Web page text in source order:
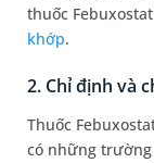
thuốc
khớp.
2. Chỉ định và
Thuốc
có những